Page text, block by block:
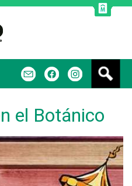
el Botánico
s
a